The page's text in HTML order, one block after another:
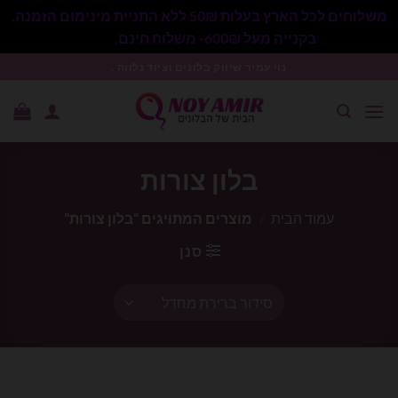
משלוחים לכל הארץ בעלות 50₪ ללא התניית מינימום הזמנה.
בקנייה מעל 600₪- משלוח חינם.
בלון צורות
עמוד הבית
מוצרים המתויגים “בלון צורות”
סנן